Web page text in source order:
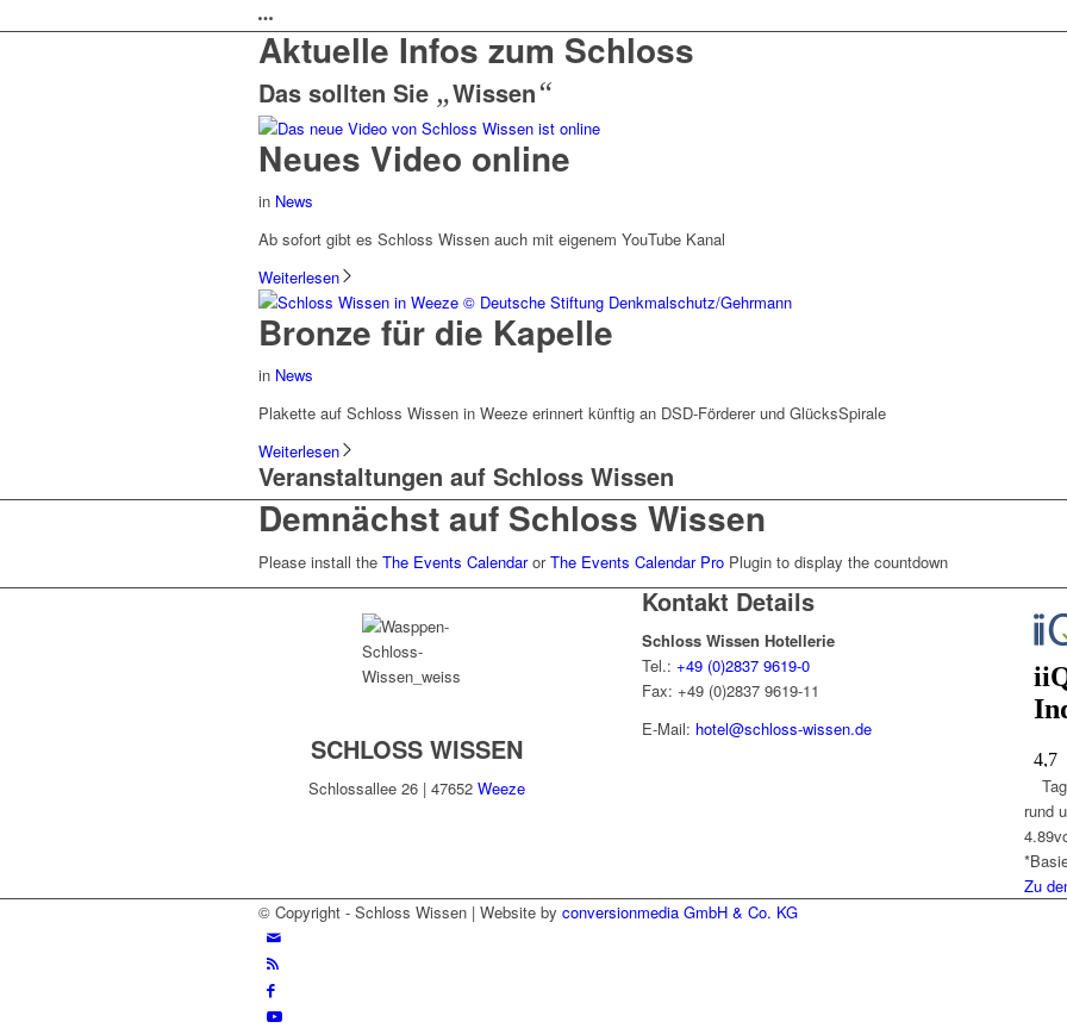
Aktuelle Infos zum Schloss
Das sollten Sie „Wissen“
Neues Video online
in News
Ab sofort gibt es Schloss Wissen auch mit eigenem YouTube Kanal
Weiterlesen
Bronze für die Kapelle
in News
Plakette auf Schloss Wissen in Weeze erinnert künftig an DSD-Förderer und GlücksSpirale
Weiterlesen
Veranstaltungen auf Schloss Wissen
Demnächst auf Schloss Wissen
Please install the The Events CalendarorThe Events Calendar Pro Plugin to display the countdown
SCHLOSS WISSEN
Schlossallee 26 | 47652Weeze
Kontakt Details
Schloss Wissen Hotellerie
Tel.: +49 (0)2837 9619-0
Fax: +49 (0)2837 9619-11
E-Mail: hotel@schloss-wissen.de
rund
4.89
Zu
© Copyright - Schloss Wissen | Website by conversionmedia GmbH & Co. KG